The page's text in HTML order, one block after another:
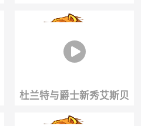
果数据一看：KD对位他场
均26.4分😂
杜兰特与爵士新秀艾斯贝
利一起训练!